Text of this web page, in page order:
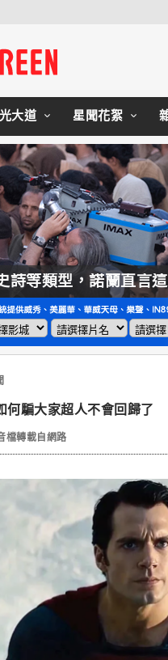
大道 星聞花絮
詩等類型，諾蘭直言
何騙大家超人不會回歸了
檔轉載自網路